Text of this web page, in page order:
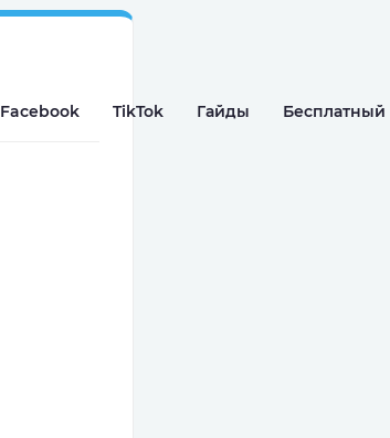
Facebook TikTok Гайды